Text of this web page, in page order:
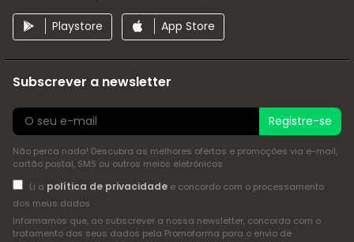
Playstore App Store
Subscrever a newsletter
Registre-se
Não perca nada! Descubra as melhores ofertas e promoções via e-mail,
cartão postal, SMS ou outros meios eletrónicos
Li a política de privacidadee concordo com o processamento
dos meus dados
Informamos que, ao subscrever a nossa newsletter, concorda com o
tratamento dos seus dados pela Promofarma para o envio de